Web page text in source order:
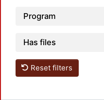
Program
Has files
Reset filters